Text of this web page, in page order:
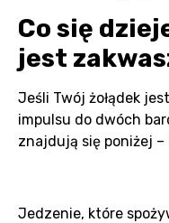
Co się
jest
Jeśli Twój żołądek
impulsu do dwóch
znajdują się poniżej
Jedzenie, które